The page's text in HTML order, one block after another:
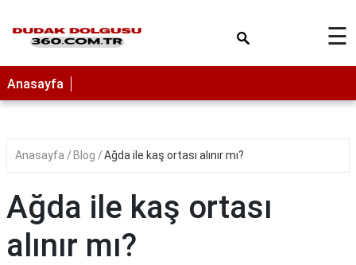
☰
Anasayfa
Anasayfa Blog Ağda ile kaş ortası alınır mı?
Ağda ile kaş ortası
alınır mı?